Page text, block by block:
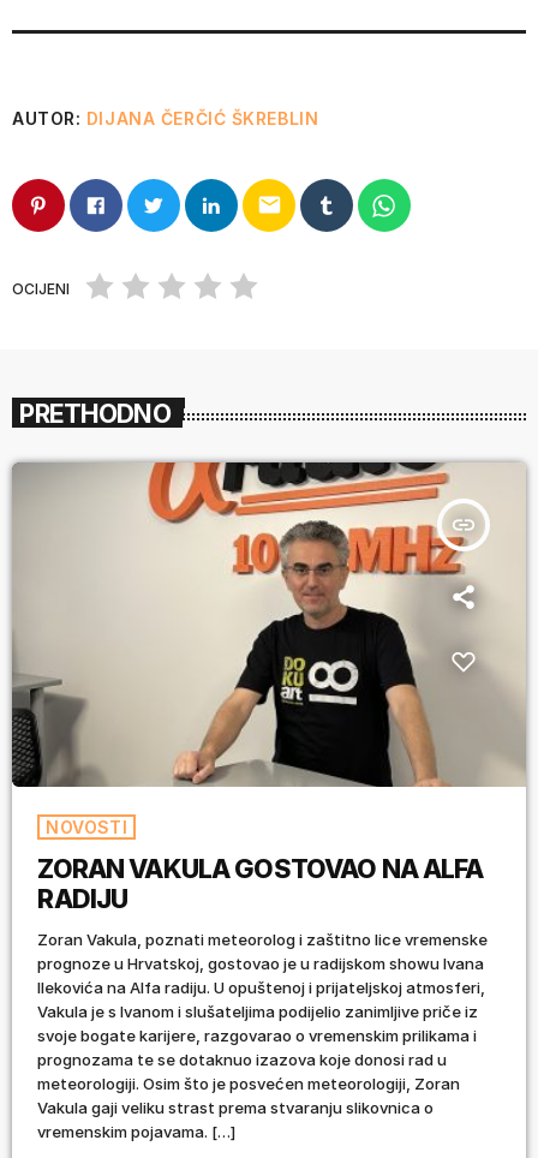
AUTOR: DIJANA ČERČIĆ ŠKREBLIN
email
OCIJENI
PRETHODNO
insert_link
NOVOSTI
ZORAN VAKULA GOSTOVAO NA ALFA
RADIJU
Zoran Vakula, poznati meteorolog i zaštitno lice vremenske
prognoze u Hrvatskoj, gostovao je u radijskom showu Ivana
Ilekovića na Alfa radiju. U opuštenoj i prijateljskoj atmosferi,
Vakula je s Ivanom i slušateljima podijelio zanimljive priče iz
svoje bogate karijere, razgovarao o vremenskim prilikama i
prognozama te se dotaknuo izazova koje donosi rad u
meteorologiji. Osim što je posvećen meteorologiji, Zoran
Vakula gaji veliku strast prema stvaranju slikovnica o
vremenskim pojavama. […]